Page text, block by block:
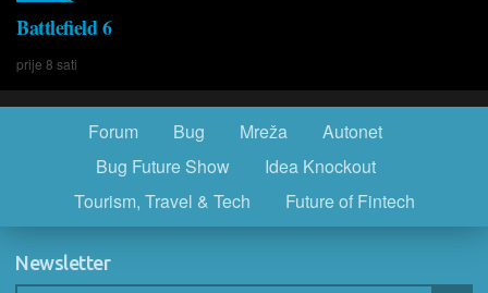
Battlefield 6
prije 8 sati
Forum Bug Mreža
Autonet
Bug Future Show
Idea Knockout
Tourism, Travel & Tech
Future of Fintech
Newsletter